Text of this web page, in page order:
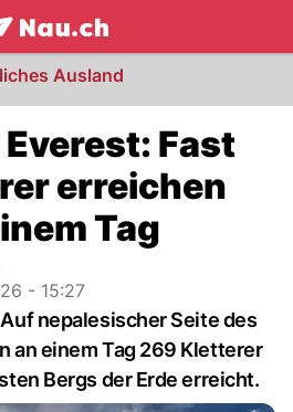
NAU.ch
Ausland
Fast
erreichen
Tag
- 15:27
nepalesischer Seite des
an einem Tag 269 Kletterer
Bergs der Erde erreicht.